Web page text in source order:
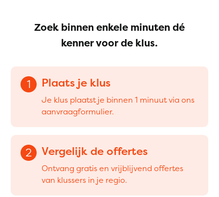
Zoek binnen enkele minuten dé
kenner voor de klus.
1 Plaats je klus
Je klus plaatst je binnen 1 minuut via ons
aanvraagformulier.
2 Vergelijk de offertes
Ontvang gratis en vrijblijvend offertes
van klussers in je regio.